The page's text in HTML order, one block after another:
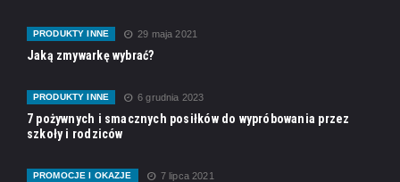
PRODUKTY INNE 29 maja 2021
Jaką zmywarkę wybrać?
PRODUKTY INNE 6 grudnia 2023
7 pożywnych i smacznych posiłków do wypróbowania przez
szkoły i rodziców
PROMOCJE I OKAZJE 7 lipca 2021